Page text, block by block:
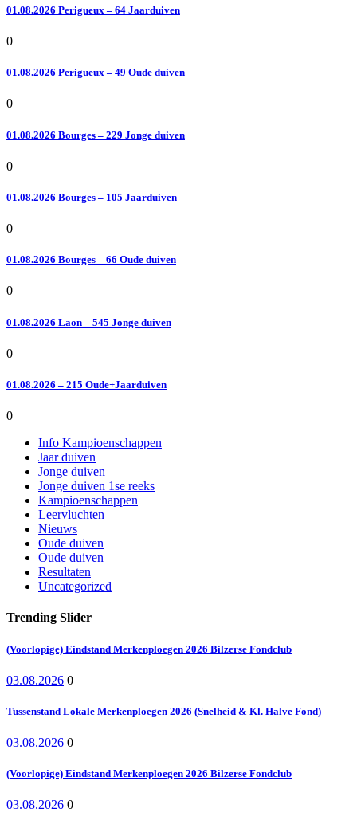
01.08.2026 Perigueux – 64 Jaarduiven
0
01.08.2026 Perigueux – 49 Oude duiven
0
01.08.2026 Bourges – 229 Jonge duiven
0
01.08.2026 Bourges – 105 Jaarduiven
0
01.08.2026 Bourges – 66 Oude duiven
0
01.08.2026 Laon – 545 Jonge duiven
0
01.08.2026 – 215 Oude+Jaarduiven
0
Info Kampioenschappen
Jaar duiven
Jonge duiven
Jonge duiven 1se reeks
Kampioenschappen
Leervluchten
Nieuws
Oude duiven
Oude duiven
Resultaten
Uncategorized
Trending Slider
(Voorlopige) Eindstand Merkenploegen 2026 Bilzerse Fondclub
03.08.2026 0
Tussenstand Lokale Merkenploegen 2026 (Snelheid & Kl. Halve Fond)
03.08.2026 0
(Voorlopige) Eindstand Merkenploegen 2026 Bilzerse Fondclub
03.08.2026 0